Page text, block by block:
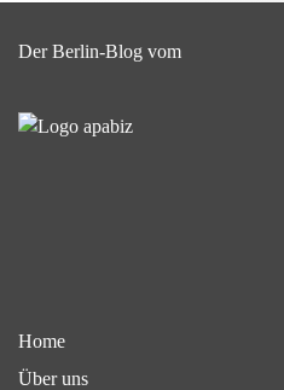
Der Berlin-Blog vom
Home
Über uns